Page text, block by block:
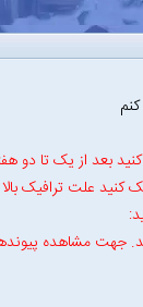
بعد از یک تا دو
جهت مشاهده